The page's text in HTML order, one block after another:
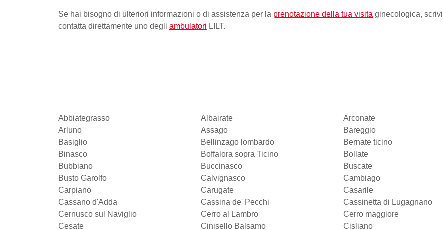
Se hai bisogno di ulteriori informazioni o di assistenza per la prenotazione della tua visita ginecologica,
contatta direttamente uno degli ambulatori LILT.
Abbiategrasso Albairate Arconate
Arluno
Assago Bareggio
Basiglio
Bellinzago lombardo Bernate ticino
Binasco
Boffalora sopra Ticino Bollate
Bubbiano
Buccinasco Buscate
Busto Garolfo
Calvignasco Cambiago
Carpiano
Carugate Casarile
Cassano d'Adda
Cassina de' Pecchi Cassinetta di Lugagnano
Cernusco sul Naviglio
Cerro al Lambro Cerro maggiore
Cesate
Cinisello Balsamo Cisliano